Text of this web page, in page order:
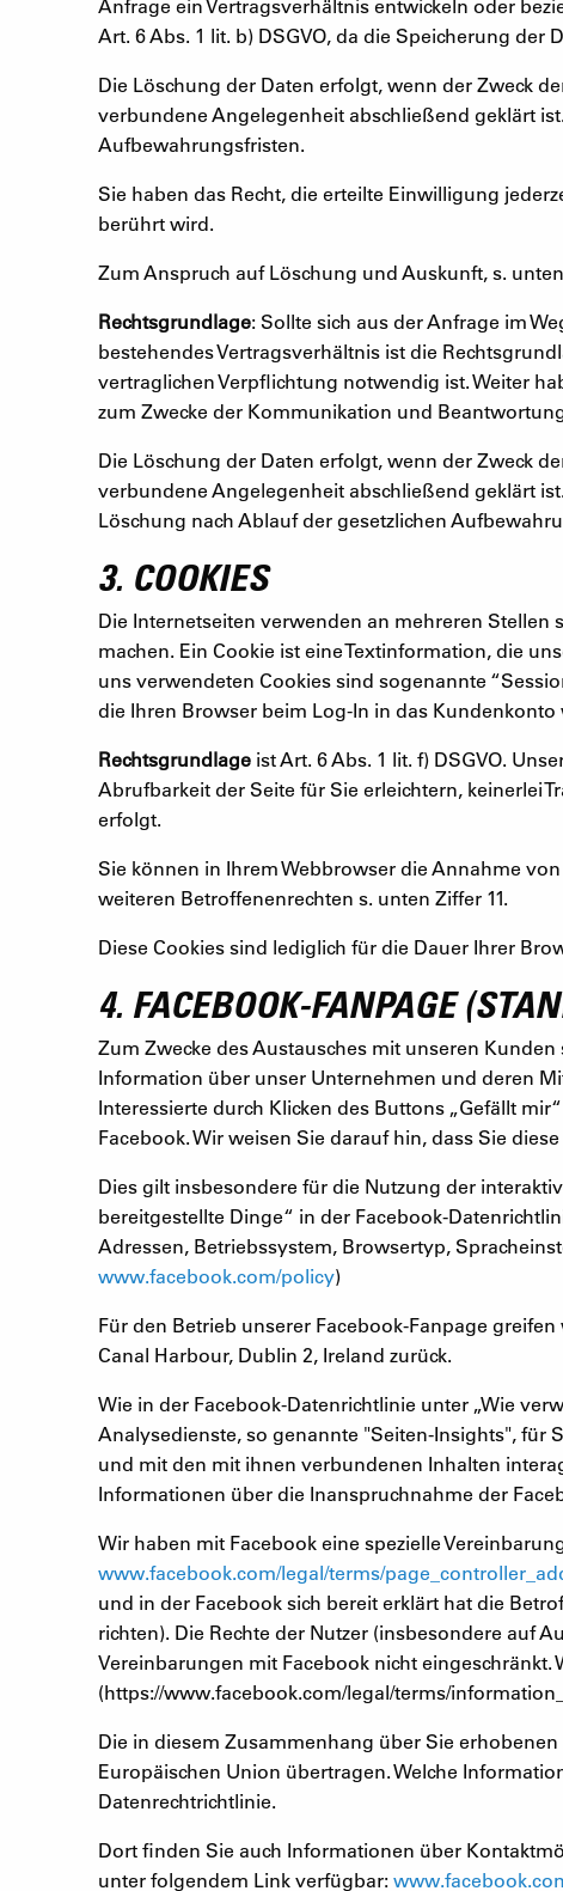
Anfrage ein Vertragsverhältnis entwickeln oder
Art. 6 Abs. 1 lit. b) DSGVO, da die Speicherung
Die Löschung der Daten erfolgt, wenn der Zweck
verbundene Angelegenheit abschließend geklärt
Aufbewahrungsfristen.
Sie haben das Recht, die erteilte Einwilligung
berührt wird.
Zum Anspruch auf Löschung und Auskunft, s.
Rechtsgrundlage: Sollte sich aus der Anfrage im
bestehendes Vertragsverhältnis ist die
vertraglichen Verpflichtung notwendig ist. Weiter
zum Zwecke der Kommunikation und
Die Löschung der Daten erfolgt, wenn der Zweck
verbundene Angelegenheit abschließend geklärt
Löschung nach Ablauf der gesetzlichen
3. COOKIES
Die Internetseiten verwenden an mehreren Stellen
machen. Ein Cookie ist eine Textinformation, die
uns verwendeten Cookies sind sogenannte
die Ihren Browser beim Log-In in das
Rechtsgrundlage ist Art. 6 Abs. 1 lit. f) DSGVO.
Abrufbarkeit der Seite für Sie erleichtern, keinerlei
erfolgt.
Sie können in Ihrem Webbrowser die Annahme
weiteren Betroffenenrechten s. unten Ziffer 11.
Diese Cookies sind lediglich für die Dauer Ihrer
4. FACEBOOK-FANPAGE
Zum Zwecke des Austausches mit unseren
Information über unser Unternehmen und deren
Interessierte durch Klicken des Buttons „Gefällt
Facebook. Wir weisen Sie darauf hin, dass Sie
Dies gilt insbesondere für die Nutzung der
bereitgestellte Dinge“ in der Facebook-
Adressen, Betriebssystem, Browsertyp,
www.facebook.com/policy)
Für den Betrieb unserer Facebook-Fanpage
Canal Harbour, Dublin 2, Ireland zurück.
Wie in der Facebook-Datenrichtlinie unter „Wie
Analysedienste, so genannte "Seiten-Insights", für
und mit den mit ihnen verbundenen Inhalten
Informationen über die Inanspruchnahme der
Wir haben mit Facebook eine spezielle
www.facebook.com/legal/terms/
und in der Facebook sich bereit erklärt hat die
richten). Die Rechte der Nutzer (insbesondere auf
Vereinbarungen mit Facebook nicht
(https://www.facebook.com/legal/terms/
Die in diesem Zusammenhang über Sie
Europäischen Union übertragen. Welche
Datenrechtrichtlinie.
Dort finden Sie auch Informationen über
unter folgendem Link verfügbar: